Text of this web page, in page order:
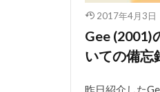
2017年4月3日
Gee (2001)
いての備忘
昨日紹介した